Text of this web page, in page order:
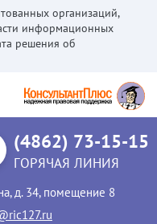
организаций,
информационных
решения об
д. 34, помещение 8
(4862) 73-15-15
ГОРЯЧАЯ ЛИНИЯ